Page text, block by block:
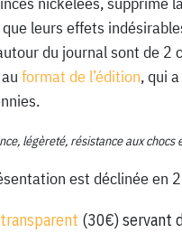
leurs effets
du journal sont de 2
format de l’édition, qui
légèreté, résistance aux chocs
est déclinée en
(30€) servant